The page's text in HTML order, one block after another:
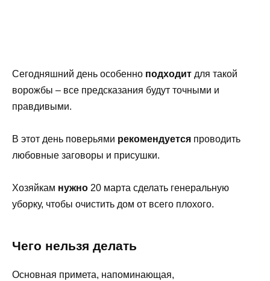
Сегодняшний день особенно подходит для такой
ворожбы – все предсказания будут точными и
правдивыми.
В этот день поверьями рекомендуется проводить
любовные заговоры и присушки.
Хозяйкам нужно 20 марта сделать генеральную
уборку, чтобы очистить дом от всего плохого.
Чего нельзя делать
Основная примета, напоминающая,